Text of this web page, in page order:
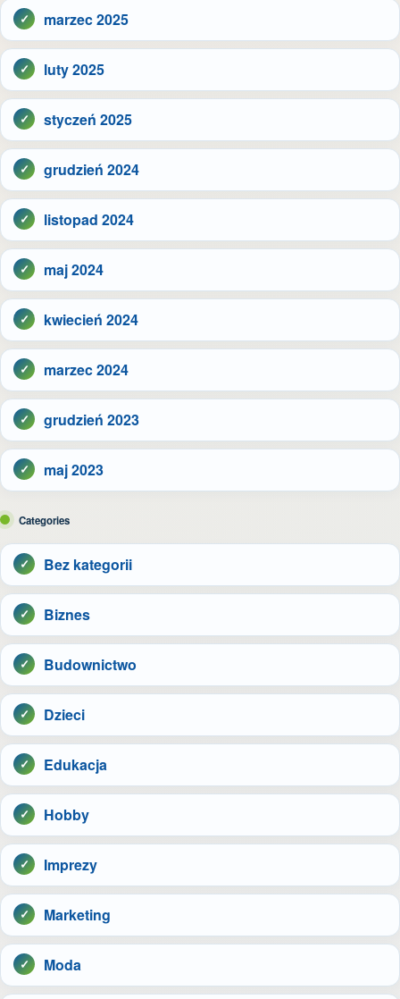
marzec 2025
luty 2025
styczeń 2025
grudzień 2024
listopad 2024
maj 2024
kwiecień 2024
marzec 2024
grudzień 2023
maj 2023
Categories
Bez kategorii
Biznes
Budownictwo
Dzieci
Edukacja
Hobby
Imprezy
Marketing
Moda